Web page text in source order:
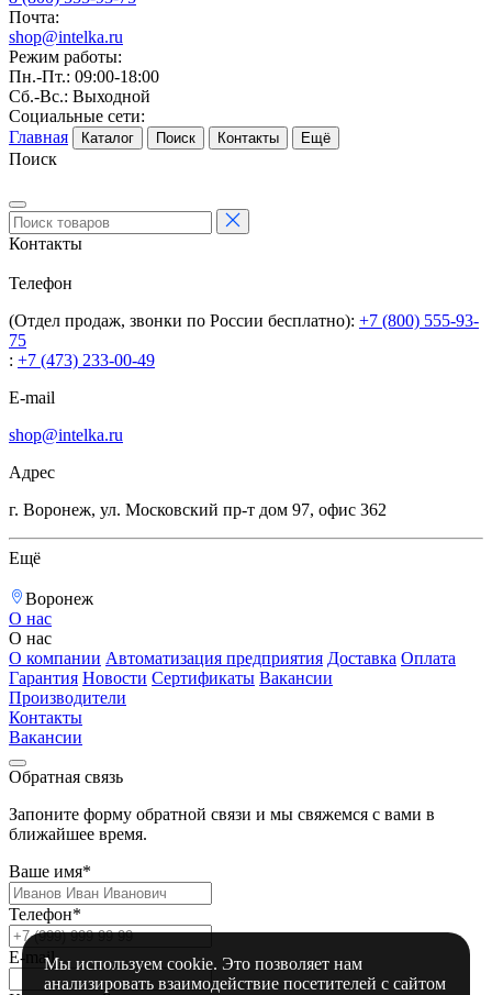
Почта:
shop@intelka.ru
Режим работы:
Пн.-Пт.: 09:00-18:00
Сб.-Вс.: Выходной
Социальные сети:
Главная
Каталог Поиск Контакты Ещё
Поиск
Контакты
Телефон
(Отдел продаж, звонки по России бесплатно): +7 (800) 555-93-
75
: +7 (473) 233-00-49
E-mail
shop@intelka.ru
Адрес
г. Воронеж, ул. Московский пр-т дом 97, офис 362
Ещё
Воронеж
О нас
О нас
О компании Автоматизация предприятия Доставка Оплата
Гарантия Новости Сертификаты Вакансии
Производители
Контакты
Вакансии
Обратная связь
Запоните форму обратной связи и мы свяжемся с вами в
ближайшее время.
Ваше имя*
Телефон*
E-mailМы используем cookie. Это позволяет нам
анализировать взаимодействие посетителей с сайтом